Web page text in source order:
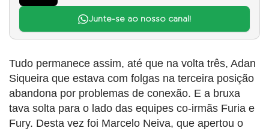
Junte-se ao nosso canal!
Tudo permanece assim, até que na volta três, Adan
Siqueira que estava com folgas na terceira posição
abandona por problemas de conexão. E a bruxa
tava solta para o lado das equipes co-irmãs Furia e
Fury. Desta vez foi Marcelo Neiva, que apertou o